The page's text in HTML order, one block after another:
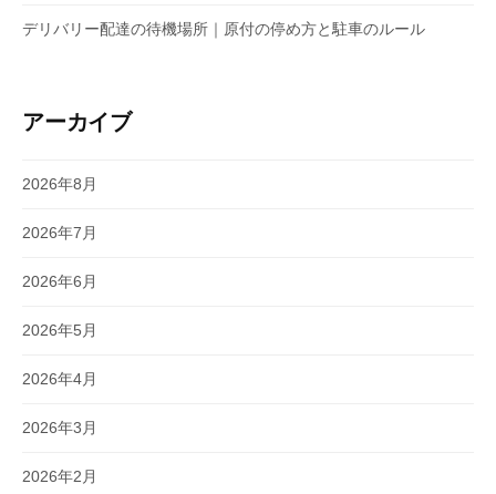
デリバリー配達の待機場所｜原付の停め方と駐車のルール
アーカイブ
2026年8月
2026年7月
2026年6月
2026年5月
2026年4月
2026年3月
2026年2月